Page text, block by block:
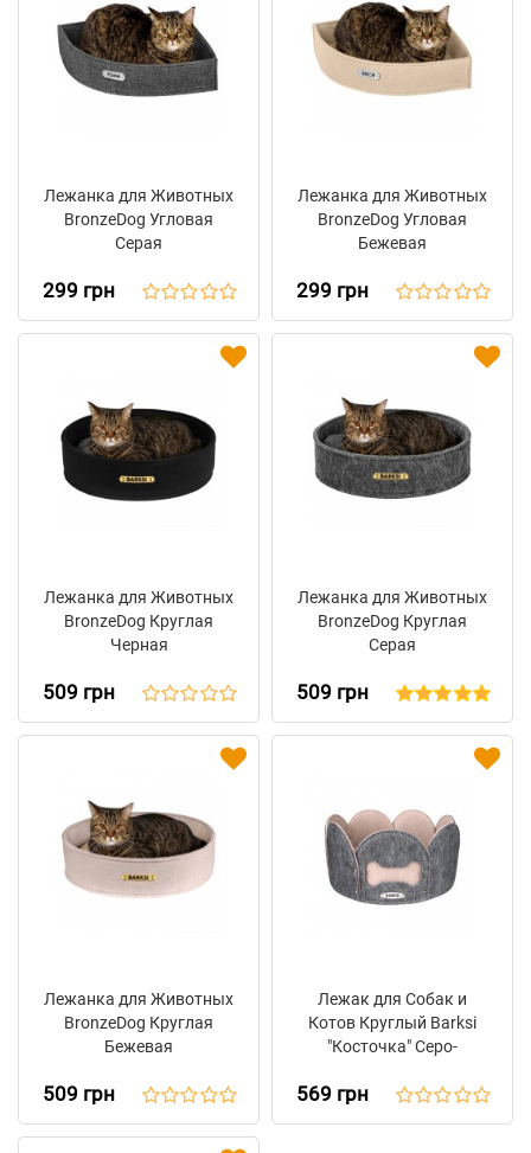
Лежанка для Животных
BronzeDog Угловая
Серая
299 грн
Лежанка для Животных
BronzeDog Угловая
Бежевая
299 грн
Лежанка для Животных
BronzeDog Круглая
Черная
509 грн
Лежанка для Животных
BronzeDog Круглая
Серая
509 грн
Лежанка для Животных
BronzeDog Круглая
Бежевая
509 грн
Лежак для Собак и
Котов Круглый Barksi
"Косточка" Серо-
569 грн